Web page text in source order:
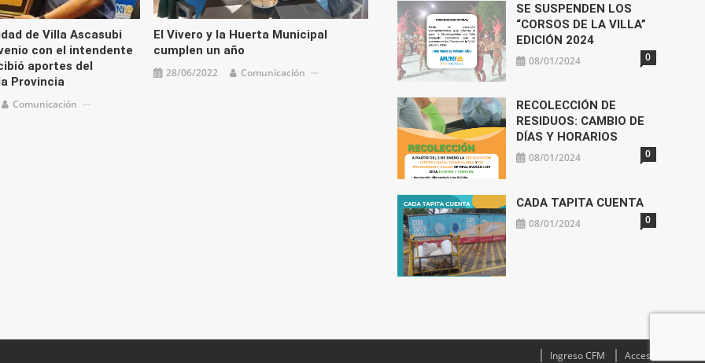
de Villa Ascasubi
con el intendente
aportes del
Provincia
Comunicación
El Vivero y la Huerta Municipal
cumplen un año
28/06/2022 Comunicación
SE SUSPENDEN LOS
“CORSOS DE LA VILLA”
EDICIÓN 2024
08/01/2024 0
RECOLECCIÓN DE
RESIDUOS: CAMBIO DE
DÍAS Y HORARIOS
08/01/2024 0
CADA TAPITA CUENTA
08/01/2024 0
Ingreso CFM Acceso